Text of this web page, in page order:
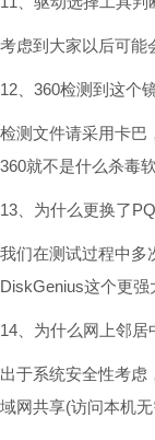
考虑到大家以后可能
12、360检测到这个
检测文件请采用卡巴
360就不是什么杀毒软
13、为什么更换了
我们在测试过程中多
DiskGenius这个更
14、为什么网上邻
出于系统安全性考虑
域网共享(访问本机无